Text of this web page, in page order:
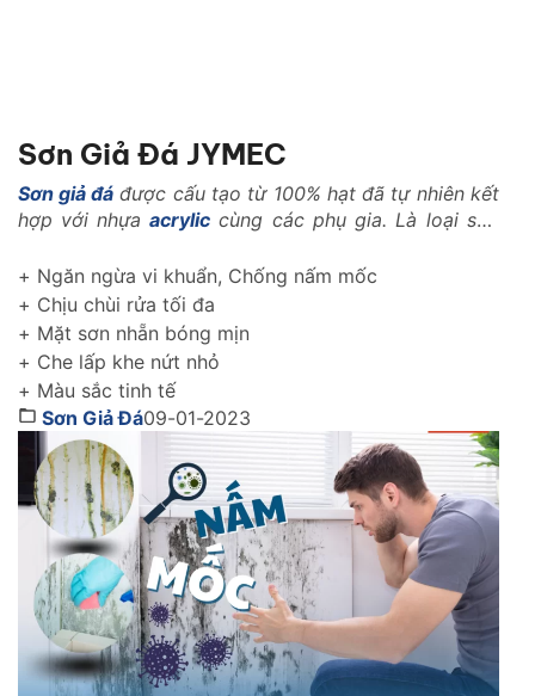
Sơn Giả Đá JYMEC
Sơn giả đá được cấu tạo từ 100% hạt đã tự nhiên kết
hợp với nhựa acrylic cùng các phụ gia. Là loại sơn
như: Là loại vật liệu nhẹ, có khả năng kháng nhiệt,
kháng kiềm, chống rêu mốc, chống muối mặn..
+ Ngăn ngừa vi khuẩn, Chống nấm mốc
+ Chịu chùi rửa tối đa
+ Mặt sơn nhẵn bóng mịn
+ Che lấp khe nứt nhỏ
+ Màu sắc tinh tế
Sơn Giả Đá09-01-2023